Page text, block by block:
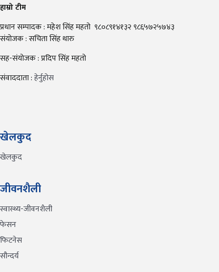
हाम्रो टीम
प्रधान सम्पादक : महेश सिंह महतो ९८०८९१४१३२ ९८६५७२५७४३
संयोजक : सचिता सिंह थारु
सह-संयोजक : प्रदिप सिंह महतो
संवाददाता :हेर्नुहोस
खेलकुद
खेलकुद
जीवनशैली
स्वास्थ्य-जीवनशैली
फेसन
फिटनेस
सौन्दर्य